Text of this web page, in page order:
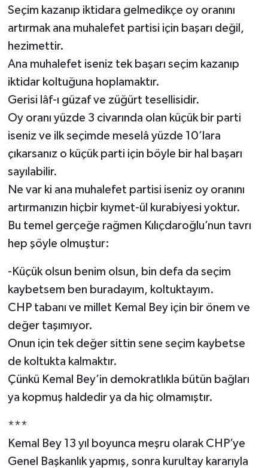
Seçim kazanıp iktidara gelmedikçe oy oranını
artırmak ana muhalefet partisi için başarı değil,
hezimettir.
Ana muhalefet iseniz tek başarı seçim kazanıp
iktidar koltuğuna hoplamaktır.
Gerisi lâf-ı güzaf ve züğürt tesellisidir.
Oy oranı yüzde 3 civarında olan küçük bir parti
iseniz ve ilk seçimde meselâ yüzde 10’lara
çıkarsanız o küçük parti için böyle bir hal başarı
sayılabilir.
Ne var ki ana muhalefet partisi iseniz oy oranını
artırmanızın hiçbir kıymet-ül kurabiyesi yoktur.
Bu temel gerçeğe rağmen Kılıçdaroğlu’nun tavrı
hep şöyle olmuştur:
-Küçük olsun benim olsun, bin defa da seçim
kaybetsem ben buradayım, koltuktayım.
CHP tabanı ve millet Kemal Bey için bir önem ve
değer taşımıyor.
Onun için tek değer sittin sene seçim kaybetse
de koltukta kalmaktır.
Çünkü Kemal Bey’in demokratlıkla bütün bağları
ya kopmuş haldedir ya da hiç olmamıştır.
***
Kemal Bey 13 yıl boyunca meşru olarak CHP’ye
Genel Başkanlık yapmış, sonra kurultay kararıyla